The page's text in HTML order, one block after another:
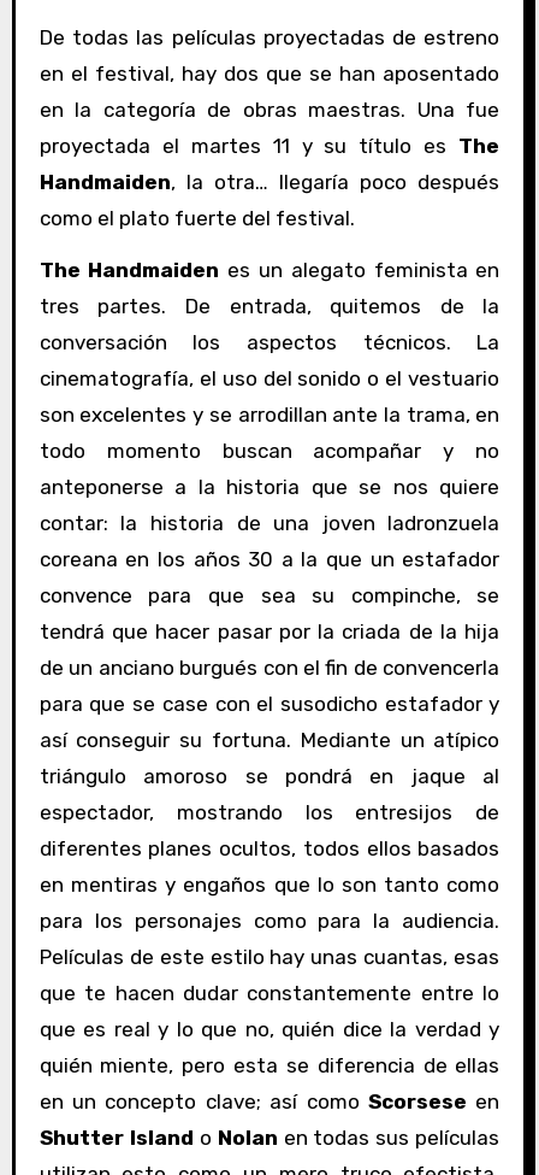
De todas las películas proyectadas de estreno
en el festival, hay dos que se han aposentado
en la categoría de obras maestras. Una fue
proyectada el martes 11 y su título es The
Handmaiden, la otra… llegaría poco después
como el plato fuerte del festival.
The Handmaiden es un alegato feminista en
tres partes. De entrada, quitemos de la
conversación los aspectos técnicos. La
cinematografía, el uso del sonido o el vestuario
son excelentes y se arrodillan ante la trama, en
todo momento buscan acompañar y no
anteponerse a la historia que se nos quiere
contar: la historia de una joven ladronzuela
coreana en los años 30 a la que un estafador
convence para que sea su compinche, se
tendrá que hacer pasar por la criada de la hija
de un anciano burgués con el fin de convencerla
para que se case con el susodicho estafador y
así conseguir su fortuna. Mediante un atípico
triángulo amoroso se pondrá en jaque al
espectador, mostrando los entresijos de
diferentes planes ocultos, todos ellos basados
en mentiras y engaños que lo son tanto como
para los personajes como para la audiencia.
Películas de este estilo hay unas cuantas, esas
que te hacen dudar constantemente entre lo
que es real y lo que no, quién dice la verdad y
quién miente, pero esta se diferencia de ellas
en un concepto clave; así comoScorsese en
Shutter Island o Nolan en todas sus películas